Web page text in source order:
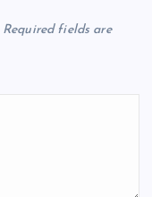
Required fields are